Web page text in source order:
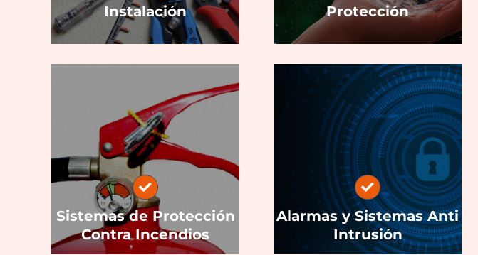
Instalación Protección
Sistemas de Protección
Contra Incendios
Alarmas y Sistemas Anti
Intrusión